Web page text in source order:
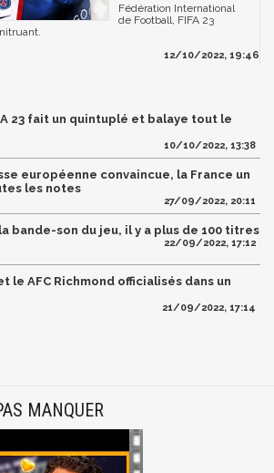
Fédération International
de Football, FIFA 23
12/10/2022, 19:46
23 fait un quintuplé et balaye tout le
10/10/2022, 13:38
européenne convaincue, la France un
les notes
27/09/2022, 20:11
la bande-son du jeu, il y a plus de 100 titres
22/09/2022, 17:12
le AFC Richmond officialisés dans un
21/09/2022, 17:14
MANQUER